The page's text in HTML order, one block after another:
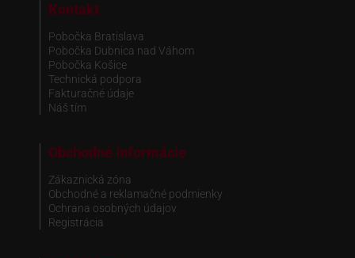
Kontakt
Pobočka Bratislava
Pobočka Dubnica nad Váhom
Pobočka Košice
Technická podpora
Fakturačné údaje
Náš tím
Obchodné informácie
Zákaznická zóna
Obchodné a reklamačné podmienky
Ochrana osobných údajov
Registrácia